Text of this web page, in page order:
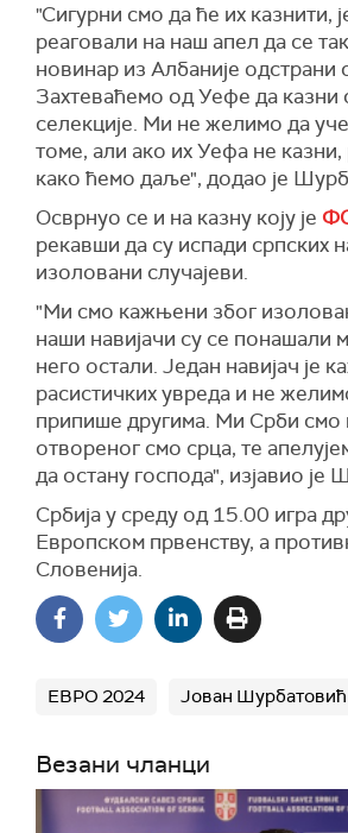
"Сигурни смо да ће их казнити,
реаговали на наш апел да се
новинар из Албаније одстрани
Захтевaћемо од Уефе да казни
селекције. Ми не желимо да
томе, али ако их Уефа не
како ћемо даље", додао је
Осврнуо се и на казну коју је
рекавши да су испади српских
изоловани случајеви.
"Ми смо кажњени због
наши навијачи су се понашали
него остали. Један навијач је
расистичких увреда и не
припише другима. Ми Срби смо
отвореног смо срца, те
да остану господа", изјавио је
Србија у среду од 15.00 игра
Европском првенству, а
Словенија.
ЕВРО 2024 Јован Шурбатовић
Везани чланци